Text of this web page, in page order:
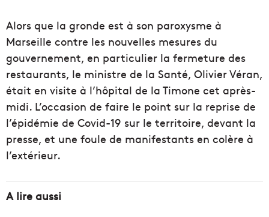
Alors que la gronde est à son paroxysme à
Marseille contre les nouvelles mesures du
gouvernement, en particulier la fermeture des
restaurants, le ministre de la Santé, Olivier Véran,
était en visite à l’hôpital de la Timone cet après-
midi. L’occasion de faire le point sur la reprise de
l’épidémie de Covid-19 sur le territoire, devant la
presse, et une foule de manifestants en colère à
l’extérieur.
A lire aussi